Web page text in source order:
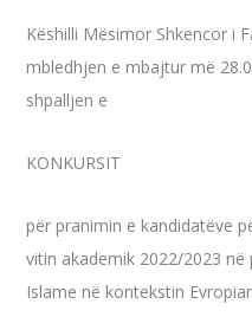
Këshilli Mësimor Shkencor i
mbledhjen e mbajtur më
shpalljen e
KONKURSIT
për pranimin e kandidatëve
vitin akademik 2022/2023
Islame në kontekstin